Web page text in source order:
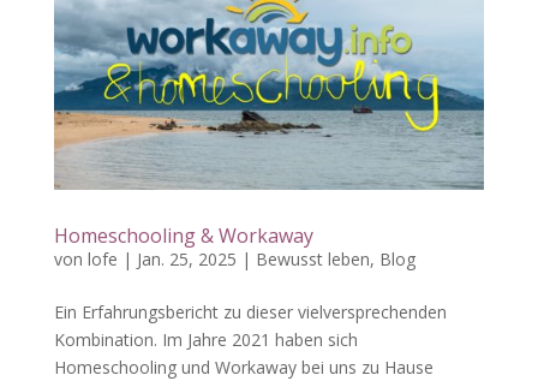
Homeschooling & Workaway
von lofe | Jan. 25, 2025 | Bewusst leben, Blog
Ein Erfahrungsbericht zu dieser vielversprechenden
Kombination. Im Jahre 2021 haben sich
Homeschooling und Workaway bei uns zu Hause